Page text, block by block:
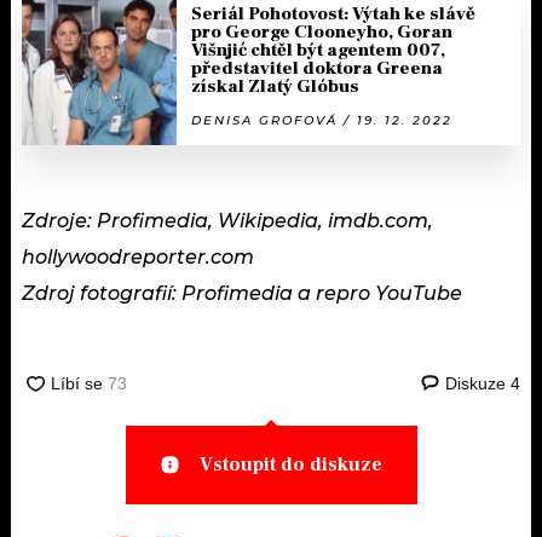
Seriál Pohotovost: Výtah ke slávě
pro George Clooneyho, Goran
Višnjić chtěl být agentem 007,
představitel doktora Greena
získal Zlatý Glóbus
DENISA GROFOVÁ / 19. 12. 2022
Zdroje: Profimedia, Wikipedia, imdb.com,
hollywoodreporter.com
Zdroj fotografií: Profimedia a repro YouTube
Diskuze 4
Vstoupit do diskuze